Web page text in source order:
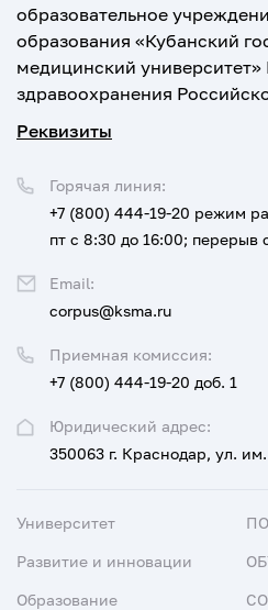
образовательное
образования «Кубанский
медицинский университет»
здравоохранения
Реквизиты
Юридический адрес:
350063 г. Краснодар, ул.
Приемная комиссия:
+7 (800) 444-19-20 доб. 1
Горячая линия:
+7 (800) 444-19-20 режим
пт с 8:30 до 16:00; перерыв
Email:
corpus@ksma.ru
Университет
Развитие и инновации
Образование